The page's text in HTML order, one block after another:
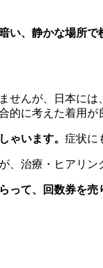
暗い、静かな場所で
せんが、日本に
的に考えた着用が
ゃいます。 症状に
治療・ヒアリン
って、回数券を